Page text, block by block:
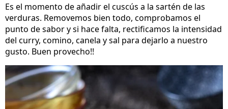
Es el momento de añadir el cuscús a la sartén de las
verduras. Removemos bien todo, comprobamos el
punto de sabor y si hace falta, rectificamos la intensidad
del curry, comino, canela y sal para dejarlo a nuestro
gusto. Buen provecho!!